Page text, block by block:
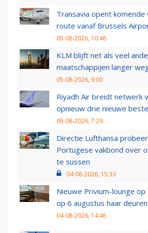
Transavia opent
route vanaf Brussels
05-08-2026, 10:46
KLM blijft net als veel
maatschappijen langer
05-08-2026, 9:00
Riyadh Air breidt netwerk
opnieuw drie nieuwe
05-08-2026, 7:29
Directie Lufthansa
Portugese vakbond over
te sussen
04-08-2026, 15:33
Nieuwe Privium-lounge op
op 6 augustus haar deuren
04-08-2026, 14:46